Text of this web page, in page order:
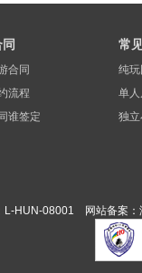
合同
流程
谁签定
常
纯
单
独
L-HUN-08001 网站备案